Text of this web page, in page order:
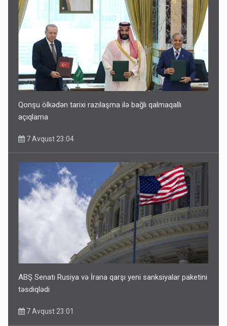
Qonşu ölkədən tarixi razılaşma ilə bağlı qalmaqallı
açıqlama
7 Avqust 23:04
ABŞ Senatı Rusiya və İrana qarşı yeni sanksiyalar paketini
təsdiqlədi
7 Avqust 23:01